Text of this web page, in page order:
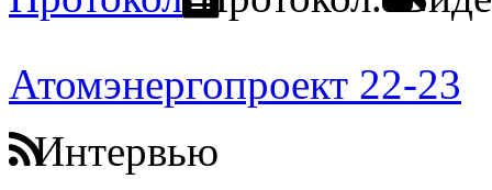
Атомэнергопроект 22-23
Интервью